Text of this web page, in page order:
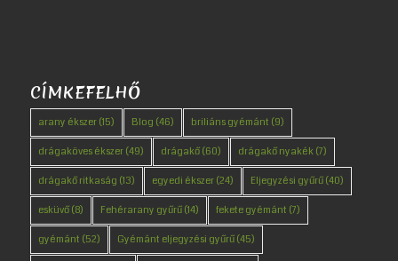
CÍMKEFELHŐ
arany ékszer(15) Blog (46) briliáns gyémánt (9)
drágaköves ékszer(49) drágakő(60) drágakő nyakék(7)
drágakő ritkaság (13) egyedi ékszer(24) Eljegyzési gyűrű(40)
esküvő(8) Fehérarany gyűrű(14) fekete gyémánt (7)
gyémánt (52) Gyémánt eljegyzési gyűrű(45)